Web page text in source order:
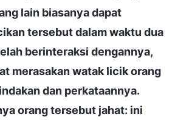
lain biasanya dapat
tersebut dalam waktu dua
berinteraksi dengannya,
merasakan watak licik orang
dan perkataannya.
orang tersebut jahat: ini